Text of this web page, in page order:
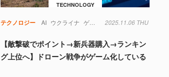
TECHNOLOGY
テクノロジー AI ウクライナ ゲーム ドローン ランキング
2025.11.06 THU
【敵撃破でポイント→新兵器購入→ランキン
グ上位へ】ドローン戦争がゲーム化している